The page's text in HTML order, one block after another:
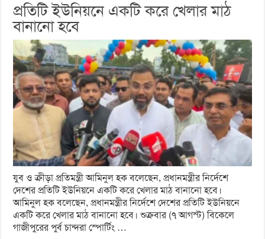
প্রতিটি ইউনিয়নে একটি করে খেলার মাঠ
বানানো হবে
যুব ও ক্রীড়া প্রতিমন্ত্রী আমিনুল হক বলেছেন, প্রধানমন্ত্রীর নির্দেশে
দেশের প্রতিটি ইউনিয়নে একটি করে খেলার মাঠ বানানো হবে।
আমিনুল হক বলেছেন, প্রধানমন্ত্রীর নির্দেশে দেশের প্রতিটি ইউনিয়নে
একটি করে খেলার মাঠ বানানো হবে। শুক্রবার (৭ আগস্ট) বিকেলে
গাজীপুরের পুর্ব চান্দরা স্পোর্টিং …